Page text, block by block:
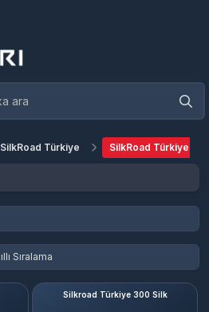
SilkRoad Türkiye SilkRoad Türkiye Silk
Silkroad Türkiye 300 Silk